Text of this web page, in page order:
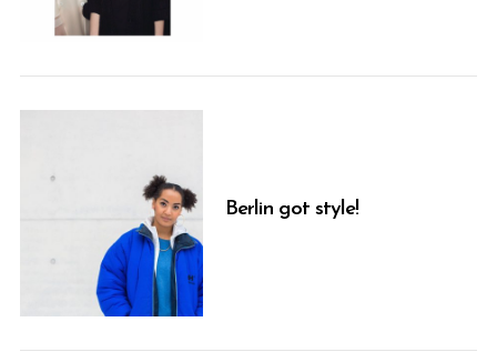
Berlin got style!